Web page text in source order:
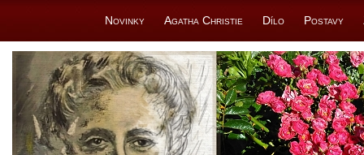
Novinky Agatha Christie Dílo Postavy